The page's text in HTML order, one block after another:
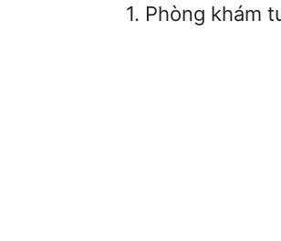
1. Phòng khám